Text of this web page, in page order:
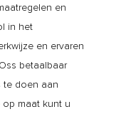
en
in het
en ervaren
betaalbaar
te doen aan
maat kunt u